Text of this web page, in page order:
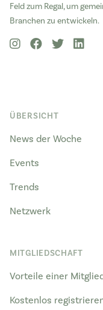
Feld zum Regal, um
Branchen zu entwickeln.
ÜBERSICHT
News der Woche
Events
Trends
Netzwerk
MITGLIEDSCHAFT
Vorteile einer
Kostenlos